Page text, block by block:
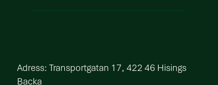
​Adress: Transportgatan 17, 422 46 Hisings
Backa